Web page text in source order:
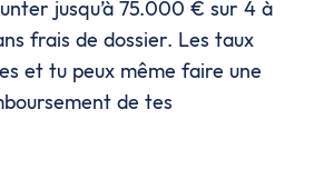
jusqu’à 75.000 € sur 4 à
frais de dossier. Les taux
et tu peux même faire une
de tes